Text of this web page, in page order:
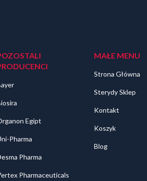
Egipt
Pharma
Pharma
Pharmaceuticals
MAŁE MENU
Strona Główna
Sterydy Sklep
Kontakt
Koszyk
Blog